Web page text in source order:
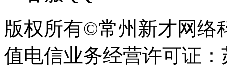
版权所有©常州新才网络
值电信业务经营许可证